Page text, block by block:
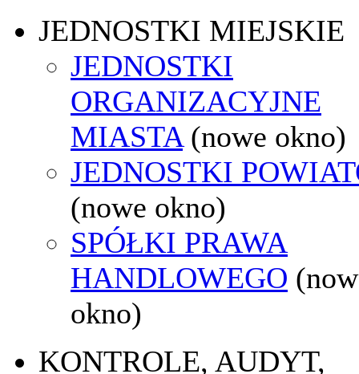
JEDNOSTKI MIEJSKIE
JEDNOSTKI
ORGANIZACYJNE
MIASTA (nowe okno)
JEDNOSTKI
(nowe okno)
SPÓŁKI PRAWA
HANDLOWEGO
okno)
KONTROLE, AUDYT,